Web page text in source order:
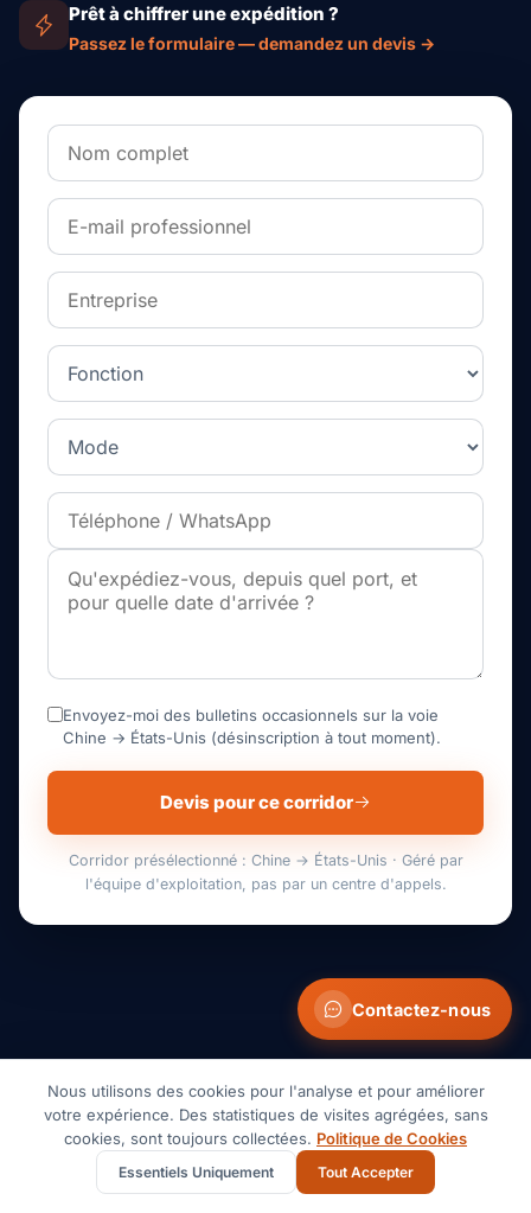
Prêt à chiffrer une expédition ?
Passez le formulaire — demandez un devis →
Envoyez-moi des bulletins occasionnels sur la voie
Chine → États-Unis (désinscription à tout moment).
Devis pour ce corridor
Corridor présélectionné : Chine → États-Unis · Géré par
l'équipe d'exploitation, pas par un centre d'appels.
CONTACTEZ-NOUS
Quel que soit votre besoin,
nous sommes là pour vous
Contactez-nous
Nous utilisons des cookies pour l'analyse et pour améliorer
votre expérience. Des statistiques de visites agrégées, sans
cookies, sont toujours collectées. Politique de Cookies
Essentiels Uniquement Tout Accepter